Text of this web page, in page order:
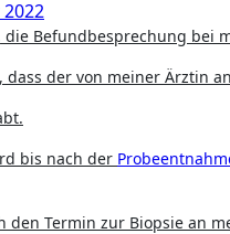
die Befundbesprechung bei
dass der von meiner Ärztin
bis nach der
den Termin zur Biopsie an